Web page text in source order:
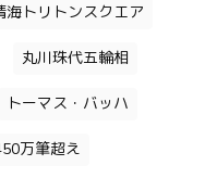
海トリトンスクエア
丸川珠代五輪相
トーマス・バッハ
万筆超え